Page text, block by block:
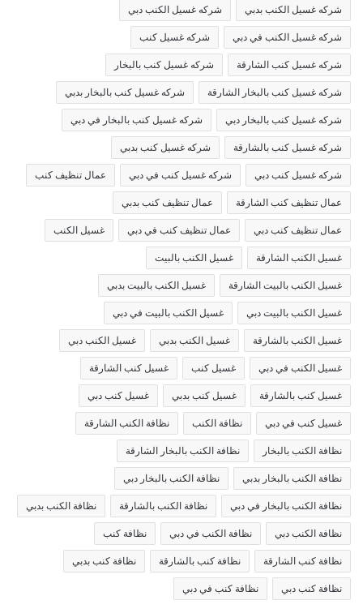
شركه غسيل الكنب بدبي شركه غسيل الكنب دبي
شركه غسيل الكنب في دبي شركه غسيل كنب
شركه غسيل كنب الشارقة شركه غسيل كنب بالبخار
شركه غسيل كنب بالبخار الشارقة شركه غسيل كنب بالبخار بدبي
شركه غسيل كنب بالبخار دبي شركه غسيل كنب بالبخار في دبي
شركه غسيل كنب بالشارقة شركه غسيل كنب بدبي
شركه غسيل كنب دبي شركه غسيل كنب في دبي عمال تنظيف كنب
عمال تنظيف كنب الشارقة عمال تنظيف كنب بدبي
عمال تنظيف كنب دبي عمال تنظيف كنب في دبي غسيل الكنب
غسيل الكنب الشارقة غسيل الكنب بالبيت
غسيل الكنب بالبيت الشارقة غسيل الكنب بالبيت بدبي
غسيل الكنب بالبيت دبي غسيل الكنب بالبيت في دبي
غسيل الكنب بالشارقة غسيل الكنب بدبي غسيل الكنب دبي
غسيل الكنب في دبي غسيل كنب غسيل كنب الشارقة
غسيل كنب بالشارقة غسيل كنب بدبي غسيل كنب دبي
غسيل كنب في دبي نظافة الكنب نظافة الكنب الشارقة
نظافة الكنب بالبخار نظافة الكنب بالبخار الشارقة
نظافة الكنب بالبخار بدبي نظافة الكنب بالبخار دبي
نظافة الكنب بالبخار في دبي نظافة الكنب بالشارقة نظافة الكنب بدبي
نظافة الكنب دبي نظافة الكنب في دبي نظافة كنب
نظافة كنب الشارقة نظافة كنب بالشارقة نظافة كنب بدبي
نظافة كنب دبي نظافة كنب في دبي